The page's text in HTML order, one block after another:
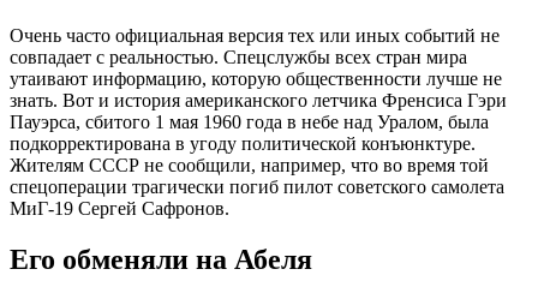
Очень часто официальная версия тех или иных событий не
совпадает с реальностью. Спецслужбы всех стран мира
утаивают информацию, которую общественности лучше не
знать. Вот и история американского летчика Френсиса Гэри
Пауэрса, сбитого 1 мая 1960 года в небе над Уралом, была
подкорректирована в угоду политической конъюнктуре.
Жителям СССР не сообщили, например, что во время той
спецоперации трагически погиб пилот советского самолета
МиГ-19 Сергей Сафронов.
Его обменяли на Абеля